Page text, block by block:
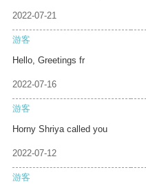
2022-07-21
游客
Hello, Greetings fr
2022-07-16
游客
Horny Shriya called you
2022-07-12
游客